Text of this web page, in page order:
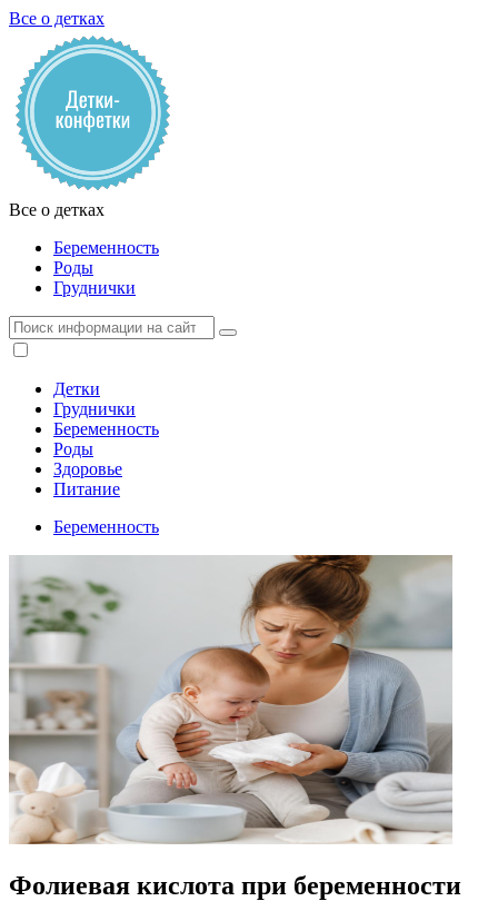
Все о детках
Все о детках
Беременность
Роды
Груднички
Детки
Груднички
Беременность
Роды
Здоровье
Питание
Беременность
Фолиевая кислота при беременности